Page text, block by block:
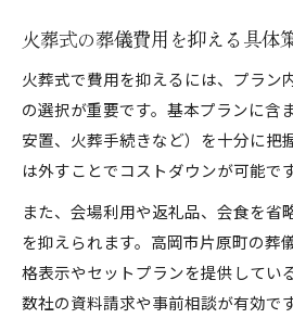
火葬式の葬儀費用を抑える具体
火葬式で費用を抑えるには、プラン
の選択が重要です。基本プランに含
安置、火葬手続きなど）を十分に把
は外すことでコストダウンが可能です
また、会場利用や返礼品、会食を省
を抑えられます。高岡市片原町の葬
格表示やセットプランを提供してい
数社の資料請求や事前相談が有効です